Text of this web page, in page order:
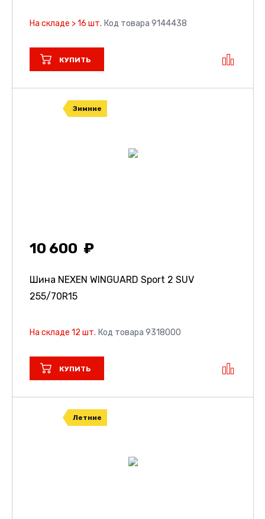
На складе > 16 шт. Код товара 9144438
КУПИТЬ
Зимние
10 600
Шина NEXEN WINGUARD Sport 2 SUV
255/70R15
На складе 12 шт. Код товара 9318000
КУПИТЬ
Летние